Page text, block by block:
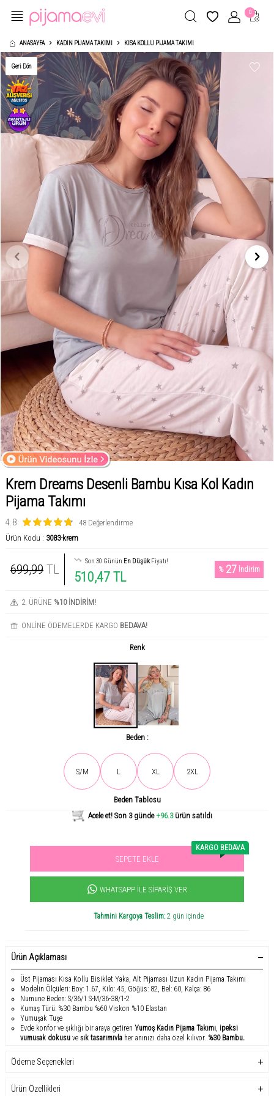
0
ANASAYFA KADIN PIJAMA TAKIMI KISA KOLLU PIJAMA TAKIMI
Geri Dön
Krem Dreams Desenli Bambu Kısa Kol Kadın
Pijama Takımı
4.8
48 Değerlendirme
Ürün Kodu : 3083-krem
699,99 TL
Son 30 Günün En DüşükFiyatı!
510,47 TL %27 İndirim
2. ÜRÜNE %10 İNDİRİM!
ONLİNE ÖDEMELERDE KARGO BEDAVA!
Renk
Beden :
S/M L XL 2XL
Beden Tablosu
Son gün içerisinde 1419 kişi tarafından incelendi!
Acele et! Son 3 günde+96.3 ürün satıldı
Sevilen ürün! 11.3B kişi favoriledi!
SEPETE EKLE
KARGO BEDAVA
WHATSAPP İLE SIPARIŞ VER
Tahmini Kargoya Teslim:2 gün içinde
Ürün Açıklaması
Üst Pijaması Kısa Kollu Bisiklet Yaka, Alt Pijaması Uzun Kadın Pijama Takımı
Modelin Ölçüleri: Boy: 1.67, Kilo: 45, Göğüs: 82, Bel: 60, Kalça: 86
Numune Beden: S/36/1 S-M/36-38/1-2
Kumaş Türü: %30 Bambu %60 Viskon %10 Elastan
Yumuşak Tuşe
Evde konfor ve şıklığı bir araya getiren Yumoş Kadın Pijama Takımı, ipeksi
yumuşak dokusu ve şık tasarımıyla her anınızı daha özel kılıyor. %30 Bambu,
yapıya sahiptir, böylece vücudunuza mükemmel uyum sağlar.
bisiklet yaka üstve
Bupremium pijama seti
Ödeme Seçenekleri
Ürün Özellikleri